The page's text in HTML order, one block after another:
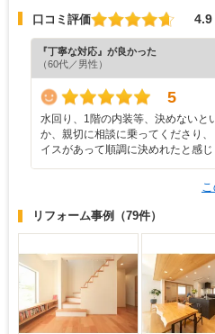
口コミ評価 4.9
『丁寧な対応』が良かった
（60代／男性）
5
水回り、1階の内装等、決めないと
か、親切に相談に乗ってくださり
イスがあって順調に決めれたと感
リフォーム事例 （79件）